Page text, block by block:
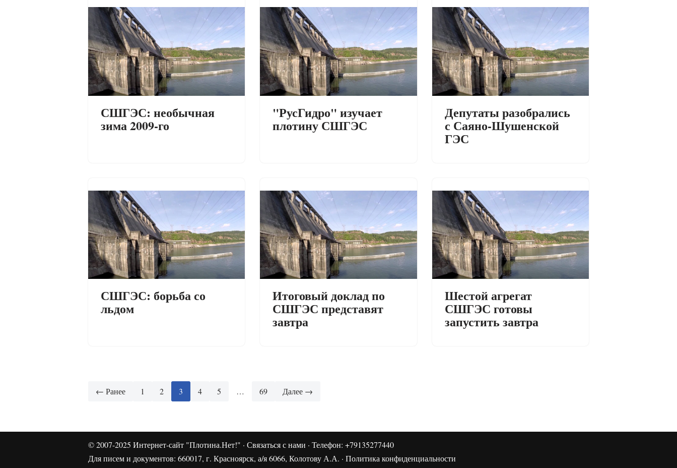
СШГЭС: необычная
зима 2009-го
"РусГидро" изучает
плотину СШГЭС
Депутаты разобрались
с Саяно-Шушенской
ГЭС
СШГЭС: борьба со
льдом
Итоговый доклад по
СШГЭС представят
завтра
Шестой агрегат
СШГЭС готовы
запустить завтра
← Ранее 1 2 3 4 5 … 69 Далее →
© 2007-2025 Интернет-сайт "Плотина.Нет!" · Связаться с нами · Телефон: +79135277440
Для писем и документов: 660017, г. Красноярск, а/я 6066, Колотову А.А. · Политика конфиденциальности